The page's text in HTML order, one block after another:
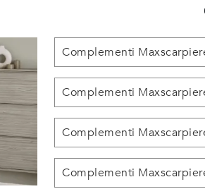
Complementi
Complementi
Complementi
Complementi